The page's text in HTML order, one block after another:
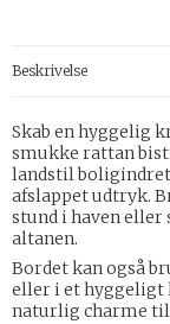
Beskrivelse
Skab en hyggelig
smukke rattan
landstil
afslappet udtryk.
stund i haven eller
altanen.
Bordet kan også
eller i et hyggeligt
naturlig charme